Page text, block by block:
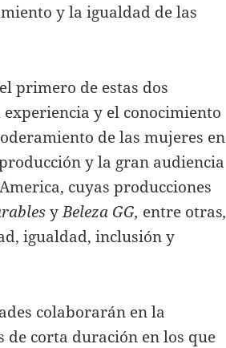
y la igualdad de las
primero de estas dos
y el conocimiento
de las mujeres en
y la gran audiencia
cuyas producciones
yBeleza GG, entre otras,
igualdad, inclusión y
colaborarán en la
de corta duración en los que